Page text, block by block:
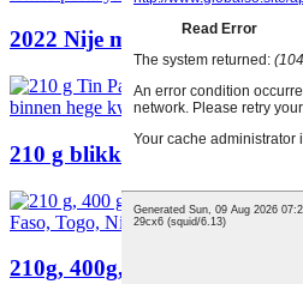
2022 Nije middelgrutte 400g
210 g blikken tomaatpasta
210g, 400g, 800g, 2.2kg en